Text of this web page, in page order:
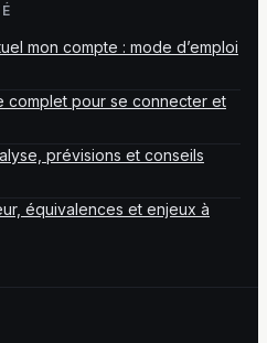
mon compte : mode d’emploi
complet pour se connecter et
prévisions et conseils
équivalences et enjeux à